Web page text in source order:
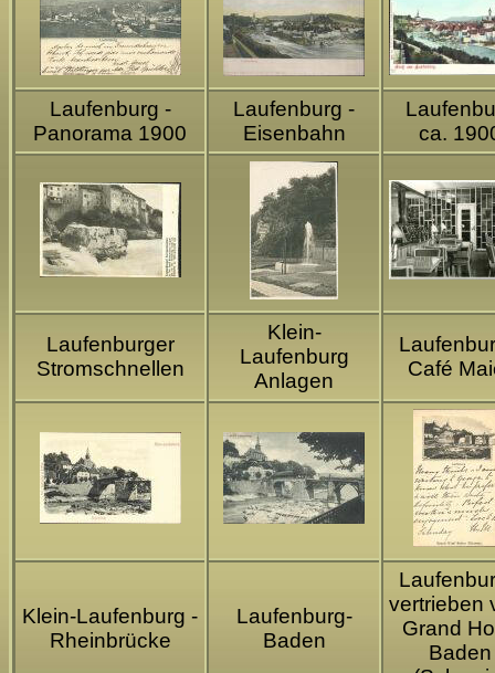
Laufenburg -
Panorama 1900
Laufenburg -
Eisenbahn
ca.
Laufenburger
Stromschnellen
Klein-
Laufenburg
Anlagen
Café
Klein-Laufenburg -
Rheinbrücke
Laufenburg-
Baden
vertrieben
Grand
Baden